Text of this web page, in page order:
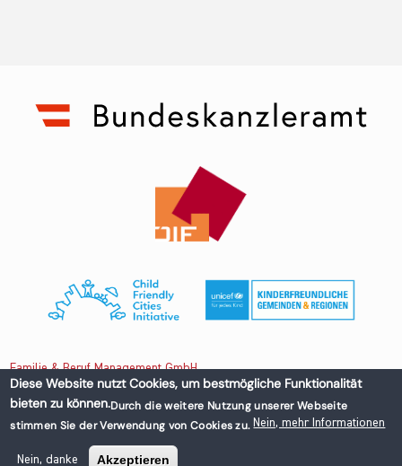
Familie & Beruf Management GmbH
Untere Donaustraße 13-15/3 1020 Wien, Austria
+43 1 218 50 70
office@familieundberuf.at
Diese Website nutzt Cookies, um bestmögliche Funktionalität
bieten zu können.Durch die weitere Nutzung unserer Webseite
stimmen Sie der Verwendung von Cookies zu. Nein, mehr Informationen
Nein, danke Akzeptieren